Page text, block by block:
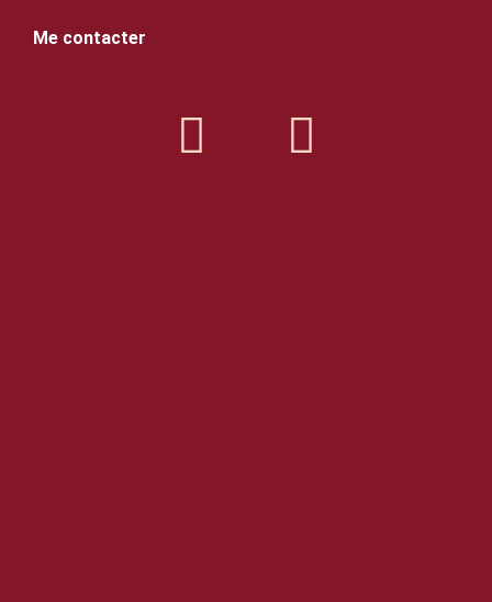
Me contacter